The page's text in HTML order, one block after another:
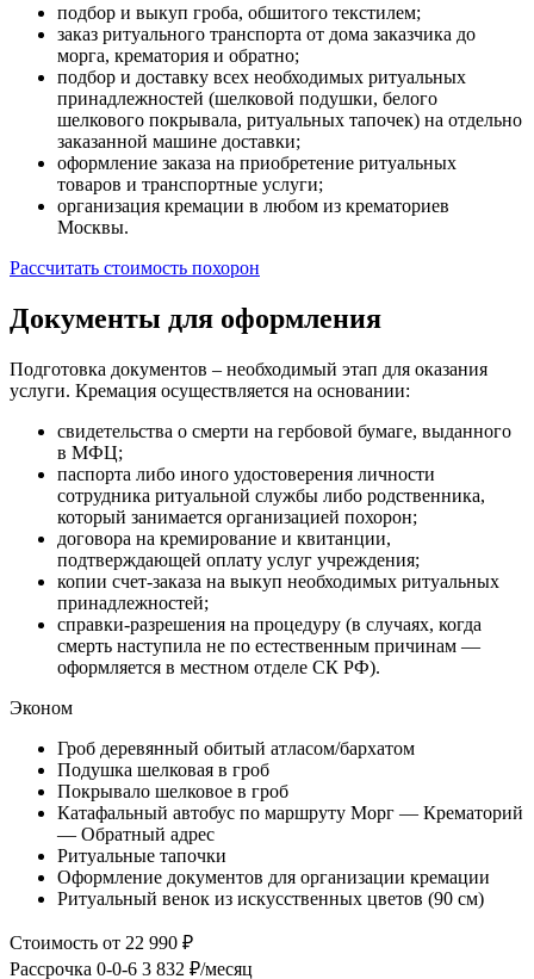
подбор и выкуп гроба, обшитого текстилем;
заказ ритуального транспорта от дома заказчика до
морга, крематория и обратно;
подбор и доставку всех необходимых ритуальных
принадлежностей (шелковой подушки, белого
шелкового покрывала, ритуальных тапочек) на отдельно
заказанной машине доставки;
оформление заказа на приобретение ритуальных
товаров и транспортные услуги;
организация кремации в любом из крематориев
Москвы.
Рассчитать стоимость похорон
Документы для оформления
Подготовка документов – необходимый этап для оказания
услуги. Кремация осуществляется на основании:
свидетельства о смерти на гербовой бумаге, выданного
в МФЦ;
паспорта либо иного удостоверения личности
сотрудника ритуальной службы либо родственника,
который занимается организацией похорон;
договора на кремирование и квитанции,
подтверждающей оплату услуг учреждения;
копии счет-заказа на выкуп необходимых ритуальных
принадлежностей;
справки-разрешения на процедуру (в случаях, когда
смерть наступила не по естественным причинам —
оформляется в местном отделе СК РФ).
Эконом
Гроб деревянный обитый атласом/бархатом
Подушка шелковая в гроб
Покрывало шелковое в гроб
Катафальный автобус по маршруту Морг — Крематорий
— Обратный адрес
Ритуальные тапочки
Оформление документов для организации кремации
Ритуальный венок из искусственных цветов (90 см)
Стоимость от 22 990 ₽
Рассрочка 0-0-6 3 832 ₽/месяц